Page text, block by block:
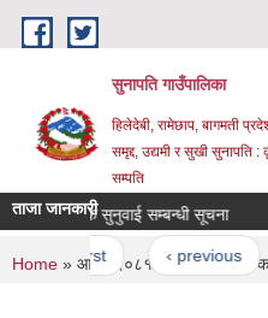
Skip to main content
सुनापति गाउँपालिका
हिलेदेबी, रामेछाप, बागमती
समृद्द, उद्यमी र सुखी सुनापति :
सम्पति
ताजा जानकारी
सार्वजानिक सुनुवाई सम्बन्धी सूचना
Pages
« first ‹ previous
You are here
Home » आ.व. २०८१/८२को नीति तथा